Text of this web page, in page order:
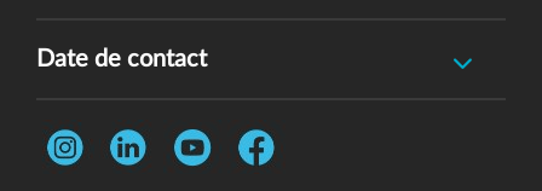
Întrebări frecvente
Date de contact
Str. Rotasului, Nr. 7, Sector 1, Bucuresti, 012167
Telefon:
0731 444 013